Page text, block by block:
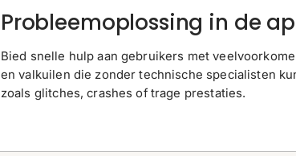
Probleemoplossing in de
Bied snelle hulp aan gebruikers met
en valkuilen die zonder technische specialisten
zoals glitches, crashes of trage prestaties.